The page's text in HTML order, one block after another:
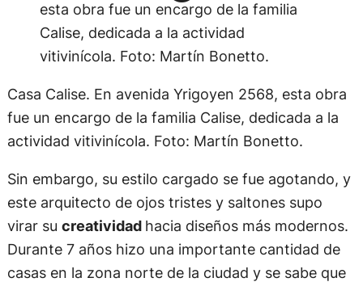
Casa Calise. En avenida Yrigoyen 2568, esta obra
fue un encargo de la familia Calise, dedicada a la
actividad vitivinícola. Foto: Martín Bonetto.
Sin embargo, su estilo cargado se fue agotando, y
este arquitecto de ojos tristes y saltones supo
virar su creatividad hacia diseños más modernos.
Durante 7 años hizo una importante cantidad de
casas en la zona norte de la ciudad y se sabe que